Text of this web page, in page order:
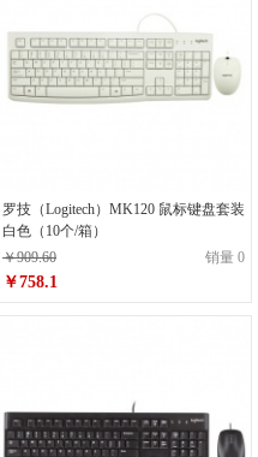
罗技（Logitech）MK120 鼠标键盘套装
白色（10个/箱）
￥909.60
销量 0
￥758.1